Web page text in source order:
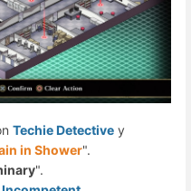
Techie Detective y
in Shower".
".